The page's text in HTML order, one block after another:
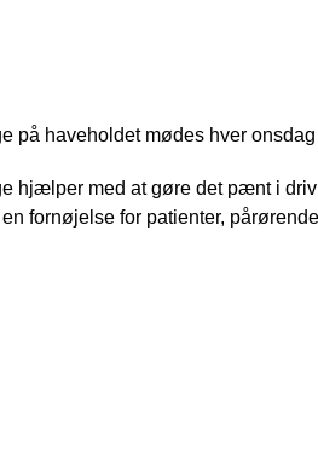
på haveholdet mødes hver
hjælper med at gøre det pænt i
fornøjelse for patienter,